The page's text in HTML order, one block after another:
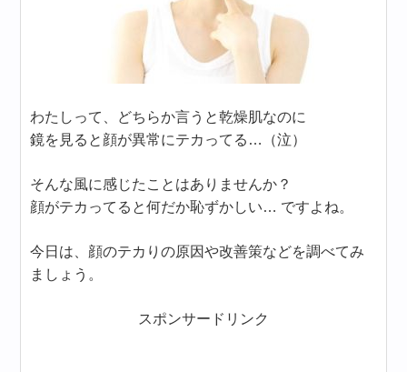
わたしって、どちらか言うと乾燥肌なのに
鏡を見ると顔が異常にテカってる…（泣）
そんな風に感じたことはありませんか？
顔がテカってると何だか恥ずかしい… ですよね。
今日は、顔のテカりの原因や改善策などを調べてみ
ましょう。
スポンサードリンク